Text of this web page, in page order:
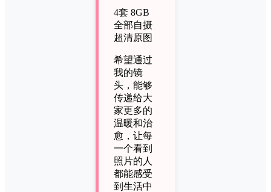
4套 8GB
全部自摄
超清原图
希望通过
我的镜
头，能够
传递给大
家更多的
温暖和治
愈，让每
一个看到
照片的人
都能感受
到生活中